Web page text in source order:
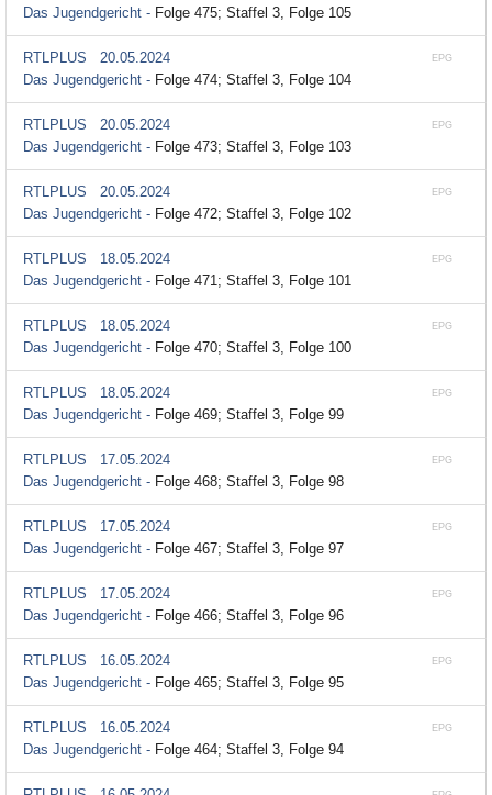
Das Jugendgericht - Folge 475; Staffel 3, Folge 105
EPG
RTLPLUS
20.05.2024
Das Jugendgericht - Folge 474; Staffel 3, Folge 104
EPG
RTLPLUS
20.05.2024
Das Jugendgericht - Folge 473; Staffel 3, Folge 103
EPG
RTLPLUS
20.05.2024
Das Jugendgericht - Folge 472; Staffel 3, Folge 102
EPG
RTLPLUS
18.05.2024
Das Jugendgericht - Folge 471; Staffel 3, Folge 101
EPG
RTLPLUS
18.05.2024
Das Jugendgericht - Folge 470; Staffel 3, Folge 100
EPG
RTLPLUS
18.05.2024
Das Jugendgericht - Folge 469; Staffel 3, Folge 99
EPG
RTLPLUS
17.05.2024
Das Jugendgericht - Folge 468; Staffel 3, Folge 98
EPG
RTLPLUS
17.05.2024
Das Jugendgericht - Folge 467; Staffel 3, Folge 97
EPG
RTLPLUS
17.05.2024
Das Jugendgericht - Folge 466; Staffel 3, Folge 96
EPG
RTLPLUS
16.05.2024
Das Jugendgericht - Folge 465; Staffel 3, Folge 95
EPG
RTLPLUS
16.05.2024
Das Jugendgericht - Folge 464; Staffel 3, Folge 94